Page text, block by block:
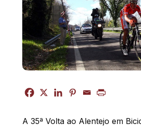
A 35ª Volta ao Alentejo em